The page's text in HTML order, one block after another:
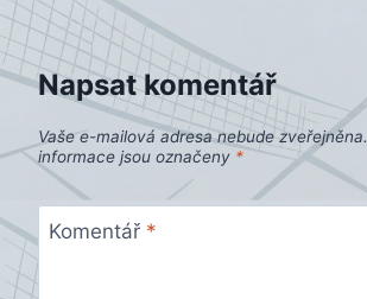
Napsat komentář
Vaše e-mailová adresa nebude zveřejněna.
informace jsou označeny *
Komentář *